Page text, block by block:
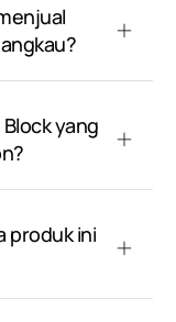
yang
produk ini